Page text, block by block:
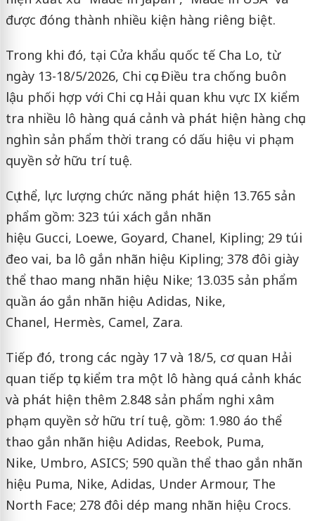
được đóng thành nhiều kiện hàng riêng biệt.
Trong khi đó, tại Cửa khẩu quốc tế Cha Lo, từ
ngày 13-18/5/2026, Chi cục Điều tra chống buôn
lậu phối hợp với Chi cục Hải quan khu vực IX kiểm
tra nhiều lô hàng quá cảnh và phát hiện hàng chục
nghìn sản phẩm thời trang có dấu hiệu vi phạm
quyền sở hữu trí tuệ.
Cụ thể, lực lượng chức năng phát hiện 13.765 sản
phẩm gồm: 323 túi xách gắn nhãn
hiệu Gucci, Loewe, Goyard, Chanel, Kipling; 29 túi
đeo vai, ba lô gắn nhãn hiệu Kipling; 378 đôi giày
thể thao mang nhãn hiệu Nike; 13.035 sản phẩm
quần áo gắn nhãn hiệu Adidas, Nike,
Chanel, Hermès, Camel, Zara.
Tiếp đó, trong các ngày 17 và 18/5, cơ quan Hải
quan tiếp tục kiểm tra một lô hàng quá cảnh khác
và phát hiện thêm 2.848 sản phẩm nghi xâm
phạm quyền sở hữu trí tuệ, gồm: 1.980 áo thể
thao gắn nhãn hiệu Adidas, Reebok, Puma,
Nike, Umbro, ASICS; 590 quần thể thao gắn nhãn
hiệu Puma, Nike, Adidas, Under Armour, The
North Face; 278 đôi dép mang nhãn hiệu Crocs.